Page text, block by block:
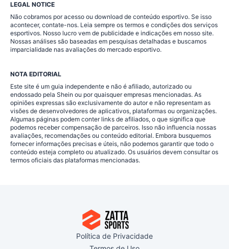
LEGAL NOTICE
Não cobramos por acesso ou download de conteúdo esportivo. Se isso
acontecer, contate-nos. Leia sempre os termos e condições dos serviços
esportivos. Nosso lucro vem de publicidade e indicações em nosso site.
Nossas análises são baseadas em pesquisas detalhadas e buscamos
imparcialidade nas avaliações do mercado esportivo.
NOTA EDITORIAL
Este site é um guia independente e não é afiliado, autorizado ou
endossado pela Shein ou por quaisquer empresas mencionadas. As
opiniões expressas são exclusivamente do autor e não representam as
visões de desenvolvedores de aplicativos, plataformas ou organizações.
Algumas páginas podem conter links de afiliados, o que significa que
podemos receber compensação de parceiros. Isso não influencia nossas
avaliações, recomendações ou conteúdo editorial. Embora busquemos
fornecer informações precisas e úteis, não podemos garantir que todo o
conteúdo esteja completo ou atualizado. Os usuários devem consultar os
termos oficiais das plataformas mencionadas.
Política de Privacidade